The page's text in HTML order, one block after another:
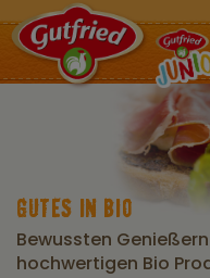
GUTES IN BIO
Bewussten
hochwertigen Bio